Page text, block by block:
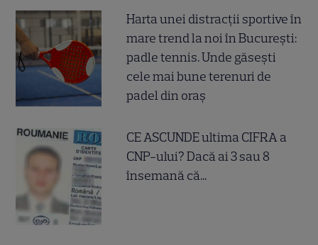
Harta unei distracții sportive în
mare trend la noi în București:
padle tennis. Unde găsești
cele mai bune terenuri de
padel din oraș
CE ASCUNDE ultima CIFRA a
CNP-ului? Dacă ai 3 sau 8
însemană că...